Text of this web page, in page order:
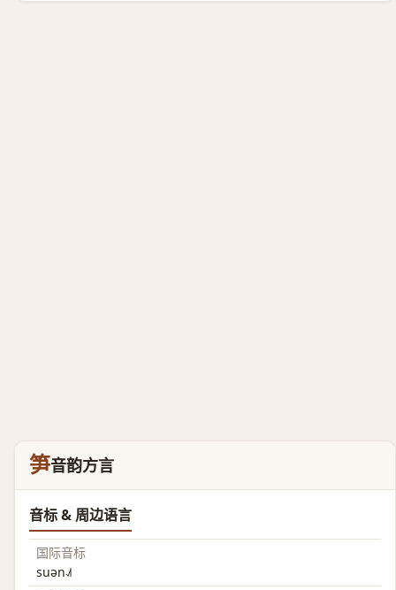
笋音韵方言
音标 & 周边语言
国际音标
suən˨˩˦